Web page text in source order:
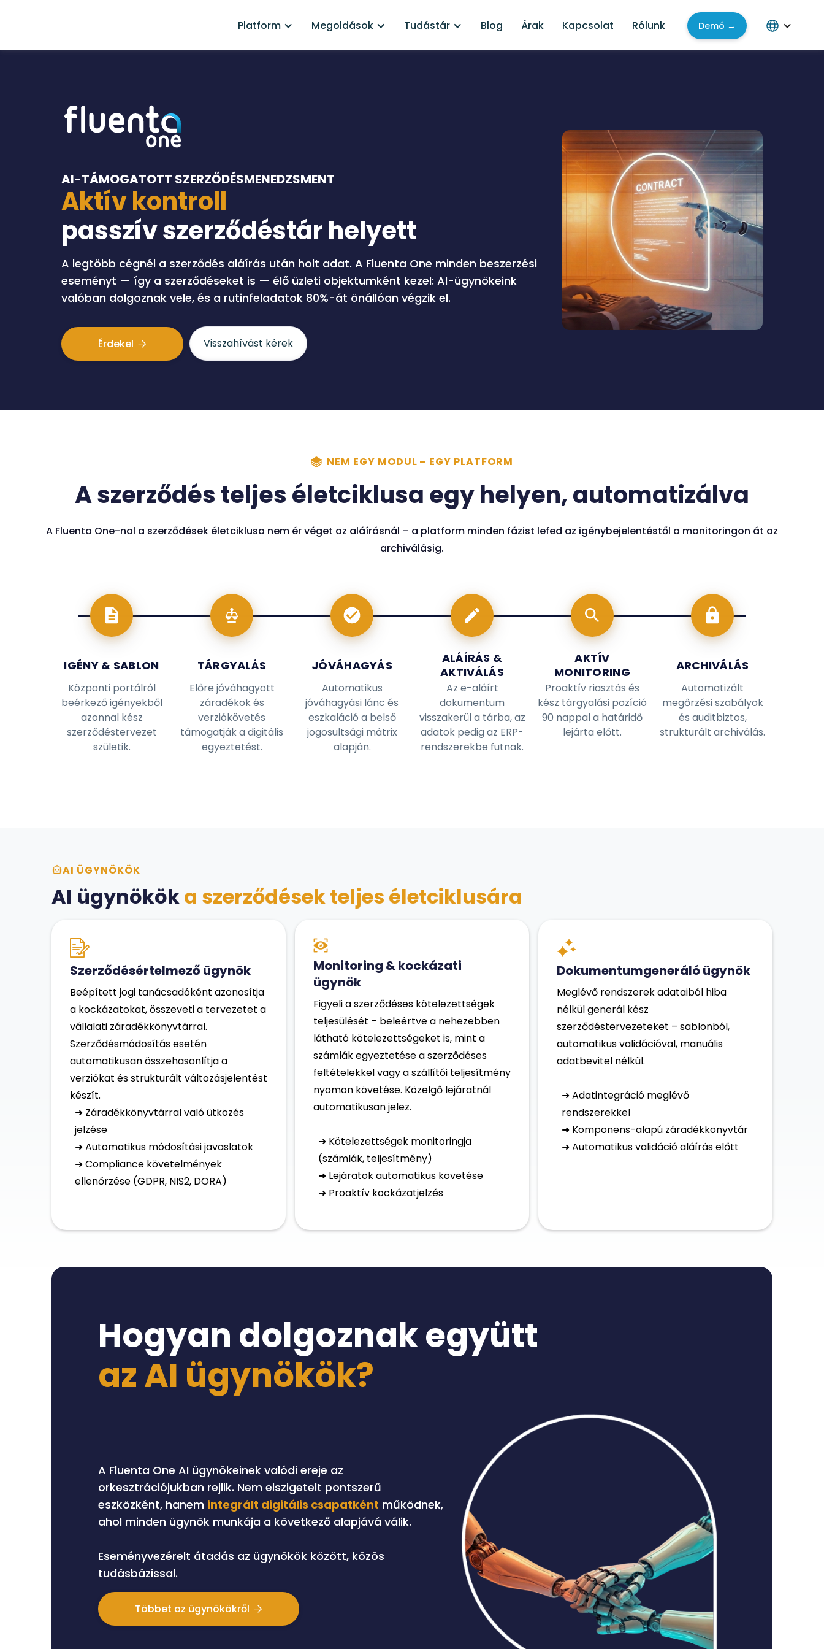
Platform Megoldások Tudástár Blog Árak Kapcsolat Rólunk Demó →
AI-TÁMOGATOTT SZERZŐDÉSMENEDZSMENT
Aktív kontroll
passzív szerződéstár helyett
A legtöbb cégnél a szerződés aláírás után holt adat. A Fluenta One minden beszerzési
eseményt — így a szerződéseket is — élő üzleti objektumként kezel: AI-ügynökeink
valóban dolgoznak vele, és a rutinfeladatok 80%-át önállóan végzik el.
Érdekel  Visszahívást kérek
NEM EGY MODUL – EGY PLATFORM
A szerződés teljes életciklusa egy helyen, automatizálva
A Fluenta One-nal a szerződések életciklusa nem ér véget az aláírásnál – a platform minden fázist lefed az igénybejelentéstől a monitoringon át az
archiválásig.
IGÉNY & SABLON
Központi portálról
beérkező igényekből
azonnal kész
szerződéstervezet
születik.
TÁRGYALÁS
Előre jóváhagyott
záradékok és
verziókövetés
támogatják a digitális
egyeztetést.
JÓVÁHAGYÁS
Automatikus
jóváhagyási lánc és
eszkaláció a belső
jogosultsági mátrix
alapján.
ALÁÍRÁS &
AKTIVÁLÁS
Az e-aláírt
dokumentum
visszakerül a tárba, az
adatok pedig az ERP-
rendszerekbe futnak.
AKTÍV
MONITORING
Proaktív riasztás és
kész tárgyalási pozíció
90 nappal a határidő
lejárta előtt.
ARCHIVÁLÁS
Automatizált
megőrzési szabályok
és auditbiztos,
strukturált archiválás.
AI ÜGYNÖKÖK
AI ügynököka szerződések teljes életciklusára
Szerződésértelmező ügynök
Beépített jogi tanácsadóként azonosítja
a kockázatokat, összeveti a tervezetet a
vállalati záradékkönyvtárral.
Szerződésmódosítás esetén
automatikusan összehasonlítja a
verziókat és strukturált változásjelentést
készít.
➜ Záradékkönyvtárral való ütközés
jelzése
➜ Automatikus módosítási javaslatok
➜ Compliance követelmények
ellenőrzése (GDPR, NIS2, DORA)
Monitoring & kockázati
ügynök
Figyeli a szerződéses kötelezettségek
teljesülését – beleértve a nehezebben
látható kötelezettségeket is, mint a
számlák egyeztetése a szerződéses
feltételekkel vagy a szállítói teljesítmény
nyomon követése. Közelgő lejáratnál
automatikusan jelez.
➜ Kötelezettségek monitoringja
(számlák, teljesítmény)
➜ Lejáratok automatikus követése
➜ Proaktív kockázatjelzés
Dokumentumgeneráló ügynök
Meglévő rendszerek adataiból hiba
nélkül generál kész
szerződéstervezeteket – sablonból,
automatikus validációval, manuális
adatbevitel nélkül.
➜ Adatintegráció meglévő
rendszerekkel
➜ Komponens-alapú záradékkönyvtár
➜ Automatikus validáció aláírás előtt
Hogyan dolgoznak együtt
az AI ügynökök?
A Fluenta One AI ügynökeinek valódi ereje az
orkesztrációjukban rejlik. Nem elszigetelt pontszerű
eszközként, hanem integrált digitális csapatként működnek,
ahol minden ügynök munkája a következő alapjává válik.
Eseményvezérelt átadás az ügynökök között, közös
tudásbázissal.
Többet az ügynökökről 